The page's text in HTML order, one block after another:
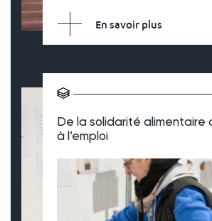
En savoir plus
De la solidarité alimentaire
à l’emploi